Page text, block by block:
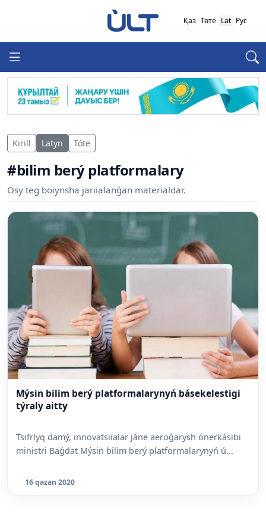
Қаз Төте Lat Рус
Kirill Latyn Tóte
#bilim berý platformalary
Osy teg boiynsha jariialanǵan materialdar.
Mýsin bilim berý platformalarynyń básekelestigi
týraly aitty
Tsifrlyq damý, innovatsiialar jáne aeroǵarysh ónerkásibi
ministri Baǵdat Mýsin bilim berý platformalarynyń ú...
16 qazan 2020